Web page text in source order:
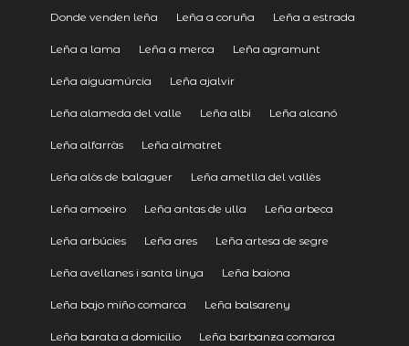
Donde venden leña Leña a coruña Leña a estrada
Leña a lama Leña a merca Leña agramunt
Leña aiguamúrcia Leña ajalvir
Leña alameda del valle Leña albi Leña alcanó
Leña alfarràs Leña almatret
Leña alòs de balaguer Leña ametlla del vallès
Leña amoeiro Leña antas de ulla Leña arbeca
Leña arbúcies Leña ares Leña artesa de segre
Leña avellanes i santa linya Leña baiona
Leña bajo miño comarca Leña balsareny
Leña barata a domicilio Leña barbanza comarca